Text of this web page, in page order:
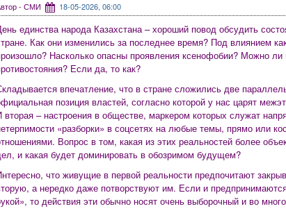
- СМИ 18-05-2026, 06:00
единства народа Казахстана – хороший повод обсудить
Как они изменились за последнее время? Под влиянием
Насколько опасны проявления ксенофобии? Можно ли
Если да, то как?
впечатление, что в стране сложились две
позиция властей, согласно которой у нас царят
вторая – настроения в обществе, маркером которых служат
«разборки» в соцсетях на любые темы, прямо или
Вопрос в том, какая из этих реальностей более
и какая будет доминировать в обозримом будущем?
что живущие в первой реальности предпочитают
а нередко даже потворствуют им. Если и
то действия эти обычно носят очень выборочный и во